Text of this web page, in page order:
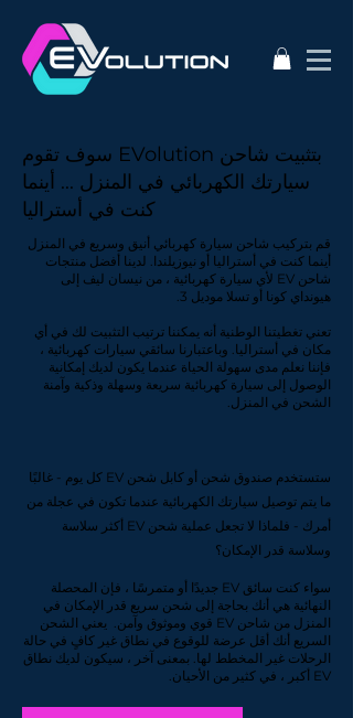
سوف تقوم EVolution بتثبيت شاحن
سيارتك الكهربائي في المنزل ... أينما
كنت في أستراليا
قم بتركيب شاحن سيارة كهربائي أنيق وسريع في المنزل
أينما كنت في أستراليا أو نيوزيلندا. لدينا أفضل منتجات
شاحن EV لأي سيارة كهربائية ، من نيسان ليف إلى
هيونداي كونا أو تسلا موديل 3.
تعني تغطيتنا الوطنية أنه يمكننا ترتيب التثبيت لك في أي
مكان في أستراليا. وباعتبارنا سائقي سيارات كهربائية ،
فإننا نعلم مدى سهولة الحياة عندما يكون لديك إمكانية
الوصول إلى سيارة كهربائية سريعة وسهلة وذكية وآمنة
الشحن في المنزل.
ستستخدم صندوق شحن أو كابل شحن EV كل يوم - غالبًا
ما يتم توصيل سيارتك الكهربائية عندما تكون في عجلة من
أمرك - فلماذا لا تجعل عملية شحن EV أكثر سلاسة
وسلاسة قدر الإمكان؟
سواء كنت سائق EV جديدًا أو متمرسًا ، فإن المحصلة
النهائية هي أنك بحاجة إلى شحن سريع قدر الإمكان في
المنزل من شاحن EV قوي وموثوق وآمن.
يعني الشحن
السريع أنك أقل عرضة للوقوع في نطاق غير كافٍ في حالة
الرحلات غير المخطط لها. بمعنى آخر ، سيكون لديك نطاق
EV أكبر ، في كثير من الأحيان.